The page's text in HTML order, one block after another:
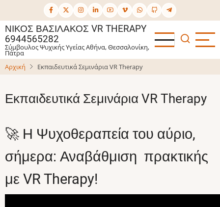
Παράκαμψη
προς
το
κυρίως
περιεχόμενο
ΝΊΚΟΣ ΒΑΣΙΛΆΚΟΣ VR THERAPY
6944565282
Σύμβουλος Ψυχικής Υγείας Αθήνα, Θεσσαλονίκη,
Πάτρα
Αρχική
Εκπαιδευτικά Σεμινάρια VR Therapy
Εκπαιδευτικά Σεμινάρια VR Therapy
🚀 Η Ψυχοθεραπεία του αύριο,
σήμερα: Αναβάθμιση πρακτικής
με VR Therapy!